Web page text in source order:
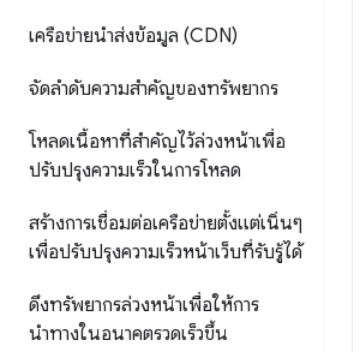
เครือข่ายนำส่งข้อมูล (CDN)
จัดลำดับความสำคัญของทรัพยากร
โหลดเนื้อหาที่สำคัญไว้ล่วงหน้าเพื่อ
ปรับปรุงความเร็วในการโหลด
สร้างการเชื่อมต่อเครือข่ายตั้งแต่เนิ่นๆ
เพื่อปรับปรุงความเร็วหน้าเว็บที่รับรู้ได้
ดึงทรัพยากรล่วงหน้าเพื่อให้การ
นำทางในอนาคตรวดเร็วขึ้น